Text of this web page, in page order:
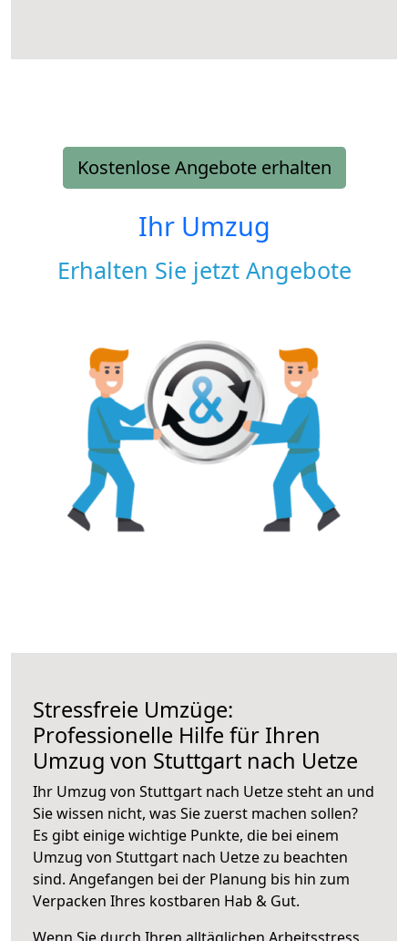
Kostenlose Angebote erhalten
Ihr Umzug
Erhalten Sie jetzt Angebote
Stressfreie Umzüge:
Professionelle Hilfe für Ihren
Umzug von Stuttgart nach Uetze
Ihr Umzug von Stuttgart nach Uetze steht an und
Sie wissen nicht, was Sie zuerst machen sollen?
Es gibt einige wichtige Punkte, die bei einem
Umzug von Stuttgart nach Uetze zu beachten
sind. Angefangen bei der Planung bis hin zum
Verpacken Ihres kostbaren Hab & Gut.